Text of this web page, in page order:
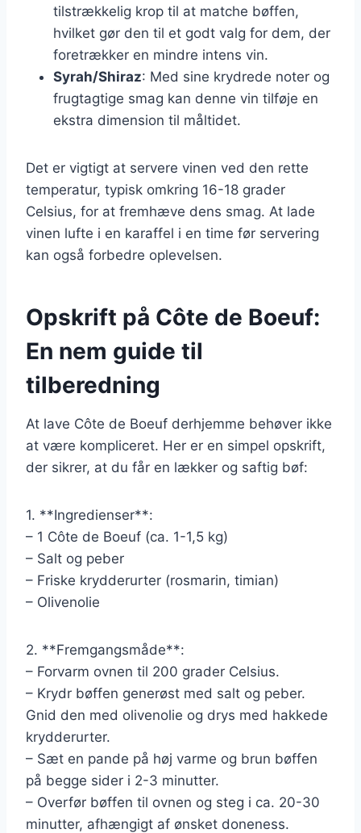
tilstrækkelig krop til at matche bøffen,
hvilket gør den til et godt valg for dem, der
foretrækker en mindre intens vin.
Syrah/Shiraz: Med sine krydrede noter og
frugtagtige smag kan denne vin tilføje en
ekstra dimension til måltidet.
Det er vigtigt at servere vinen ved den rette
temperatur, typisk omkring 16-18 grader
Celsius, for at fremhæve dens smag. At lade
vinen lufte i en karaffel i en time før servering
kan også forbedre oplevelsen.
Opskrift på Côte de Boeuf:
En nem guide til
tilberedning
At lave Côte de Boeuf derhjemme behøver ikke
at være kompliceret. Her er en simpel opskrift,
der sikrer, at du får en lækker og saftig bøf:
1. **Ingredienser**:
– 1 Côte de Boeuf (ca. 1-1,5 kg)
– Salt og peber
– Friske krydderurter (rosmarin, timian)
– Olivenolie
2. **Fremgangsmåde**:
– Forvarm ovnen til 200 grader Celsius.
– Krydr bøffen generøst med salt og peber.
Gnid den med olivenolie og drys med hakkede
krydderurter.
– Sæt en pande på høj varme og brun bøffen
på begge sider i 2-3 minutter.
– Overfør bøffen til ovnen og steg i ca. 20-30
minutter, afhængigt af ønsket doneness.